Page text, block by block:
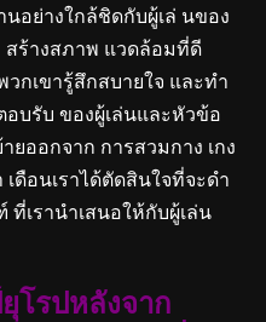
อย่างใกล้ชิดกับผู้เล่ นของ
สร้างสภาพ แวดล้อมที่ดี
วกเขารู้สึกสบายใจ และทํา
อบรับ ของผู้เล่นและหัวข้อ
ออกจาก การสวมกาง เกง
อนเราได้ตัดสินใจที่จะดํา
เรานําเสนอให้กับผู้เล่น
โรปหลังจาก